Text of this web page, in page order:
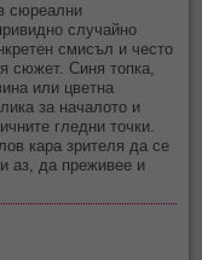
сюреални
случайно
смисъл и често
сюжет. Синя топка,
или цветна
за началото и
гледни точки.
кара зрителя да се
аз, да преживее и